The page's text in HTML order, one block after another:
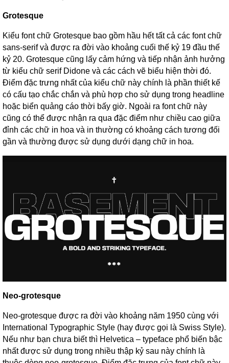
Grotesque
Kiểu font chữ Grotesque bao gồm hầu hết tất cả các font chữ
sans-serif và được ra đời vào khoảng cuối thế kỷ 19 đầu thế
kỷ 20. Grotesque cũng lấy cảm hứng và tiếp nhận ảnh hưởng
từ kiểu chữ serif Didone và các cách vẽ biểu hiện thời đó.
Điểm đặc trưng nhất của kiểu chữ này chính là phần thiết kế
có cấu tạo chắc chắn và phù hợp cho sử dụng trong headline
hoặc biển quảng cáo thời bấy giờ. Ngoài ra font chữ này
cũng có thể được nhận ra qua đặc điểm như chiều cao giữa
đỉnh các chữ in hoa và in thường có khoảng cách tương đối
gần và thường được sử dụng dưới dạng chữ in hoa.
Neo-grotesque
Neo-grotesque được ra đời vào khoảng năm 1950 cùng với
International Typographic Style (hay được gọi là Swiss Style).
Nếu như bạn chưa biết thì Helvetica – typeface phổ biến bậc
nhất được sử dụng trong nhiều thập kỷ sau này chính là